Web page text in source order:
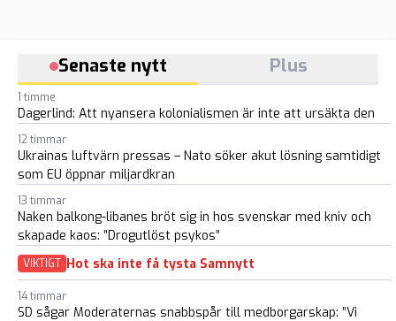
Senaste nytt Plus
1 timme
Dagerlind: Att nyansera kolonialismen är inte att ursäkta den
12 timmar
Ukrainas luftvärn pressas – Nato söker akut lösning samtidigt
som EU öppnar miljardkran
13 timmar
Naken balkong-libanes bröt sig in hos svenskar med kniv och
skapade kaos: ”Drogutlöst psykos”
VIKTIGT Hot ska inte få tysta Samnytt
14 timmar
SD sågar Moderaternas snabbspår till medborgarskap: ”Vi